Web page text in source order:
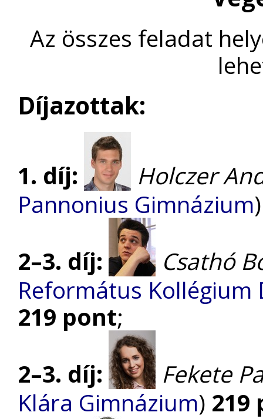
Az összes feladat
Díjazottak:
1. díj:
Holczer
Pannonius Gimnázium
2–3. díj:
Csathó
Református Kollégium
219 pont;
2–3. díj:
Fekete
Klára Gimnázium) 219